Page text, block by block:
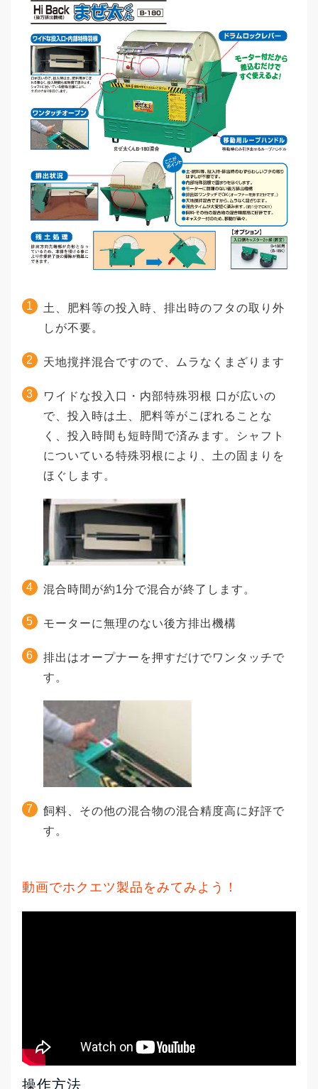
土、肥料等の投入時、排出時のフタの取り外
しが不要。
天地撹拌混合ですので、ムラなくまざります
ワイドな投入口・内部特殊羽根 口が広いの
で、投入時は土、肥料等がこぼれることな
く、投入時間も短時間で済みます。シャフト
についている特殊羽根により、土の固まりを
ほぐします。
混合時間が約1分で混合が終了します。
モーターに無理のない後方排出機構
排出はオープナーを押すだけでワンタッチで
す。
飼料、その他の混合物の混合精度高に好評で
す。
動画でホクエツ製品をみてみよう！
操作方法